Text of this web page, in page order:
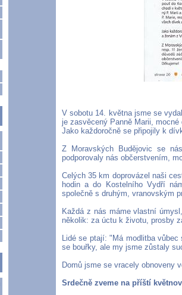
V sobotu 14. května jsme se
je zasvěcený Panně Marii,
Jako každoročně se připojily k
Z Moravských Budějovic se
podporovaly nás občerstvením,
Celých 35 km doprovázel naši
hodin a do Kostelního Vydří
společně s druhým, vranovským
Každá z nás máme vlastní
několik: za úctu k životu, prosby
Lidé se ptají: "Má modlitba
se bouřky, ale my jsme zůstaly
Domů jsme se vracely obnoveny
Srdečně zveme na příští